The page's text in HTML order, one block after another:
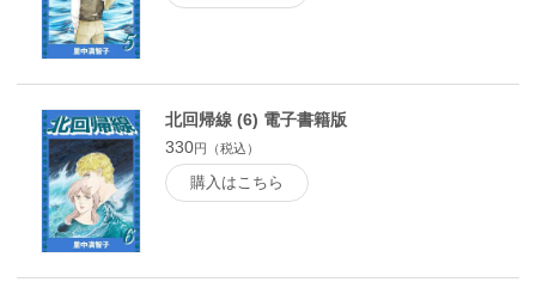
北回帰線 (6) 電子書籍版
330円（税込）
購入はこちら